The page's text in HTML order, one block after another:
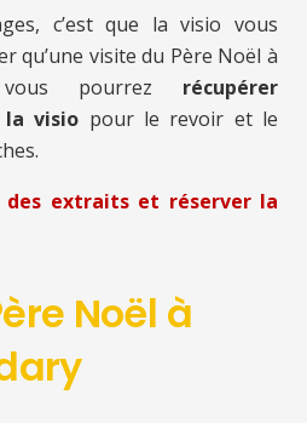
c’est que la visio vous
qu’une visite du Père Noël à
vous pourrez récupérer
la visio pour le revoir et le
des extraits et réserver la
Noël à